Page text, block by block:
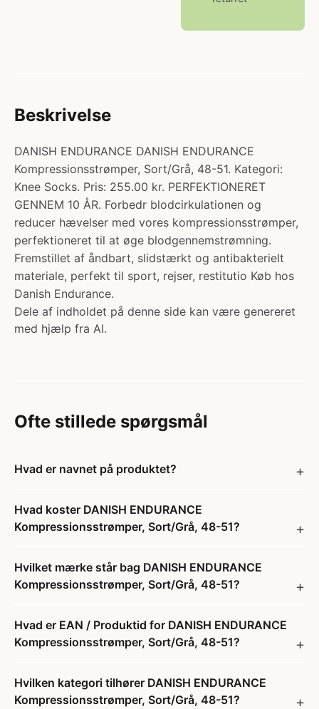
Beskrivelse
DANISH ENDURANCE DANISH ENDURANCE
Kompressionsstrømper, Sort/Grå, 48-51. Kategori:
Knee Socks. Pris: 255.00 kr. PERFEKTIONERET
GENNEM 10 ÅR. Forbedr blodcirkulationen og
reducer hævelser med vores kompressionsstrømper,
perfektioneret til at øge blodgennemstrømning.
Fremstillet af åndbart, slidstærkt og antibakterielt
materiale, perfekt til sport, rejser, restitutio Køb hos
Danish Endurance.
Dele af indholdet på denne side kan være genereret
med hjælp fra AI.
Ofte stillede spørgsmål
Hvad er navnet på produktet?
Hvad koster DANISH ENDURANCE
Kompressionsstrømper, Sort/Grå, 48-51?
Hvilket mærke står bag DANISH ENDURANCE
Kompressionsstrømper, Sort/Grå, 48-51?
Hvad er EAN / Produktid for DANISH ENDURANCE
Kompressionsstrømper, Sort/Grå, 48-51?
Hvilken kategori tilhører DANISH ENDURANCE
Kompressionsstrømper, Sort/Grå, 48-51?